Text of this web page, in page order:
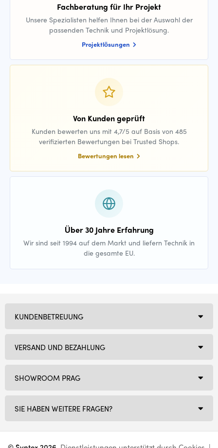
Fachberatung für Ihr Projekt
Unsere Spezialisten helfen Ihnen bei der Auswahl der
passenden Technik und Projektlösung.
Projektlösungen
Von Kunden geprüft
Kunden bewerten uns mit 4,7/5 auf Basis von 485
verifizierten Bewertungen bei Trusted Shops.
Bewertungen lesen
Über 30 Jahre Erfahrung
Wir sind seit 1994 auf dem Markt und liefern Technik in
die gesamte EU.
SHOWROOM PRAG
SIE HABEN WEITERE FRAGEN?
KUNDENBETREUUNG
VERSAND UND BEZAHLUNG